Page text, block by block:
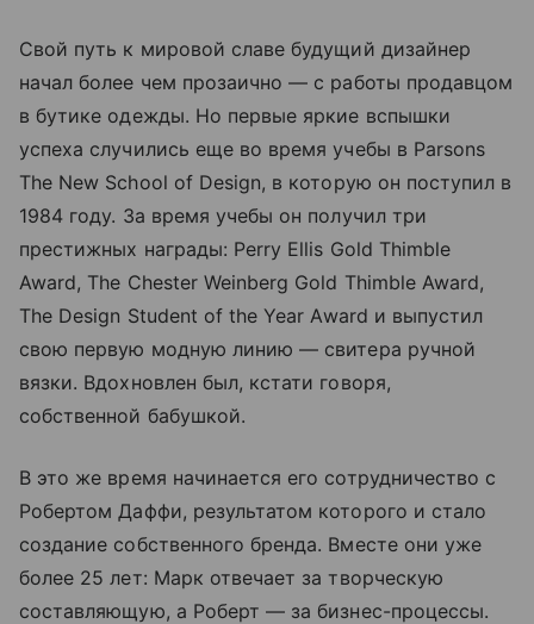
Свой путь к мировой славе будущий дизайнер
начал более чем прозаично — с работы продавцом
в бутике одежды. Но первые яркие вспышки
успеха случились еще во время учебы в Parsons
The New School of Design, в которую он поступил в
1984 году. За время учебы он получил три
престижных награды: Perry Ellis Gold Thimble
Award, The Chester Weinberg Gold Thimble Award,
The Design Student of the Year Award и выпустил
свою первую модную линию — свитера ручной
вязки. Вдохновлен был, кстати говоря,
собственной бабушкой.
В это же время начинается его сотрудничество с
Робертом Даффи, результатом которого и стало
создание собственного бренда. Вместе они уже
более 25 лет: Марк отвечает за творческую
составляющую, а Роберт — за бизнес-процессы.